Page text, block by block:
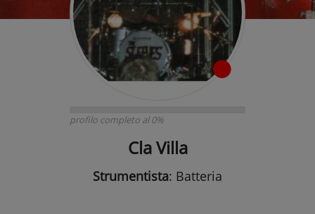
profilo completo al 0%
Cla Villa
Strumentista: Batteria